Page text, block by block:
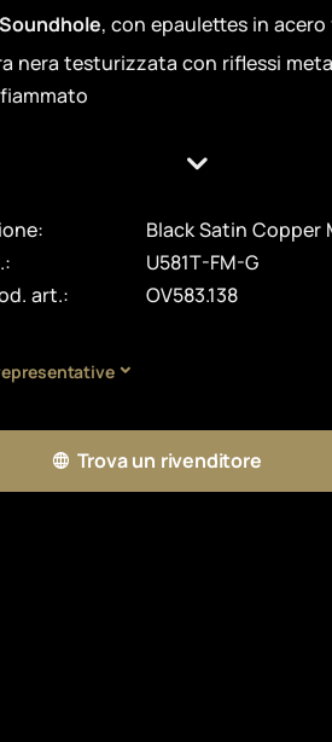
, con epaulettes in
nera testurizzata con riflessi
Black Satin Copper
U581T-FM-G
art.:
OV583.138
Trova un rivenditore